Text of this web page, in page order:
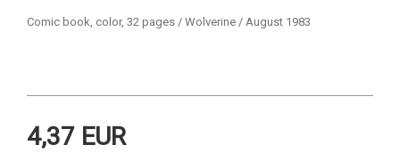
Comic book, color, 32 pages / Wolverine / August 1983
4,37 EUR